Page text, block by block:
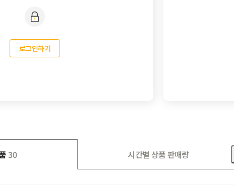
로그인하기
30 시간별 상품 판매량